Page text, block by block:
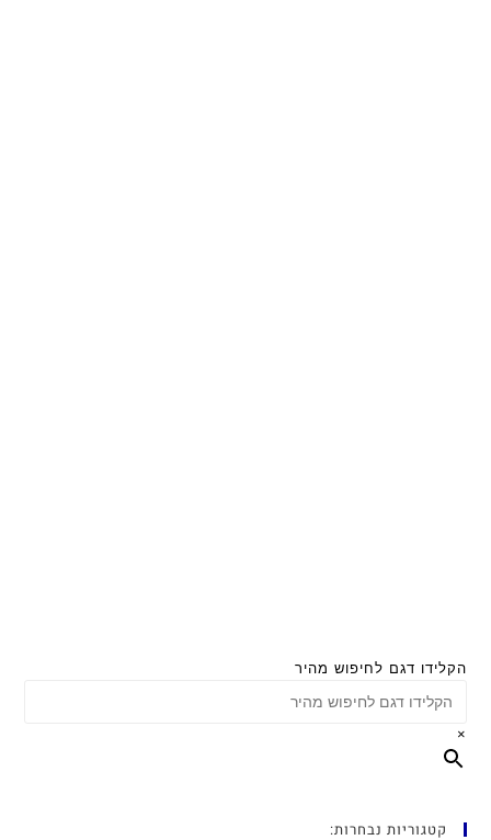
הקלידו דגם לחיפוש מהיר
×
קטגוריות נבחרות: